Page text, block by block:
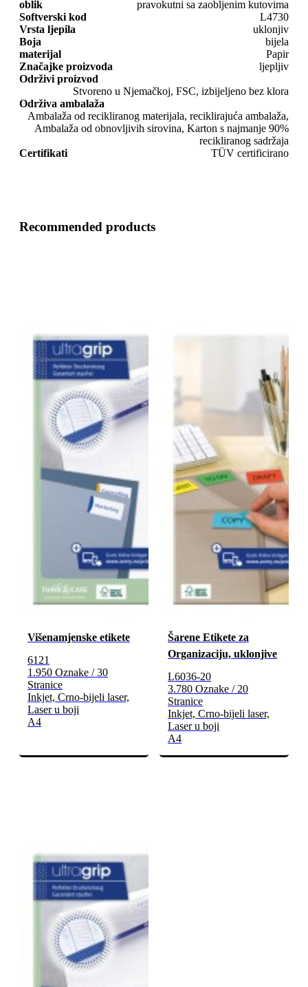
oblik
pravokutni sa zaobljenim kutovima
Softverski kod
L4730
Vrsta ljepila
uklonjiv
Boja
bijela
materijal
Papir
Značajke proizvoda
ljepljiv
Održivi proizvod
Stvoreno u Njemačkoj, FSC, izbijeljeno bez klora
Održiva ambalaža
Ambalaža od recikliranog materijala, reciklirajuća ambalaža,
Ambalaža od obnovljivih sirovina, Karton s najmanje 90%
recikliranog sadržaja
Certifikati
TÜV certificirano
Recommended products
Višenamjenske etikete
6121
1.950 Oznake / 30
Stranice
Inkjet, Crno-bijeli laser,
Laser u boji
A4
Šarene Etikete za
Organizaciju, uklonjive
L6036-20
3.780 Oznake / 20
Stranice
Inkjet, Crno-bijeli laser,
Laser u boji
A4